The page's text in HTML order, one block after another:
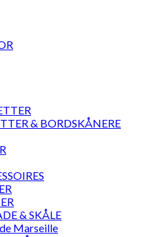
& BORDSKÅNERE
& SKÅLE
Marseille